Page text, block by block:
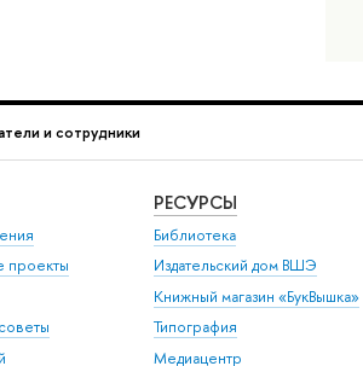
и сотрудники
проекты
РЕСУРСЫ
Библиотека
Издательский дом ВШЭ
Книжный магазин «БукВышка»
Типография
Медиацентр